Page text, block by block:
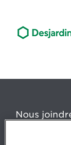
Nous
5, Place Ville